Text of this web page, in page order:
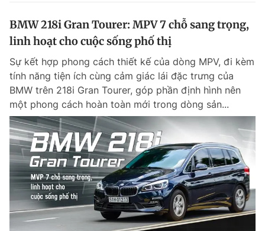
Thông tin tòa soạn Liên hệ quảng cáo
Đọc Thanh Niên trên điện thoại
Theo dõi báo trên
Hotline
0906 645 777
Liên hệ quảng cáo
0908 780 404
BMW 218i Gran Tourer: MPV 7 chỗ sang trọng,
linh hoạt cho cuộc sống phố thị
Sự kết hợp phong cách thiết kế của dòng MPV, đi kèm
tính năng tiện ích cùng cảm giác lái đặc trưng của
BMW trên 218i Gran Tourer, góp phần định hình nên
một phong cách hoàn toàn mới trong dòng sản...